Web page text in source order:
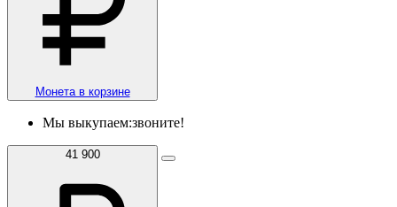
Монета в корзине
Мы выкупаем:звоните!
41 900